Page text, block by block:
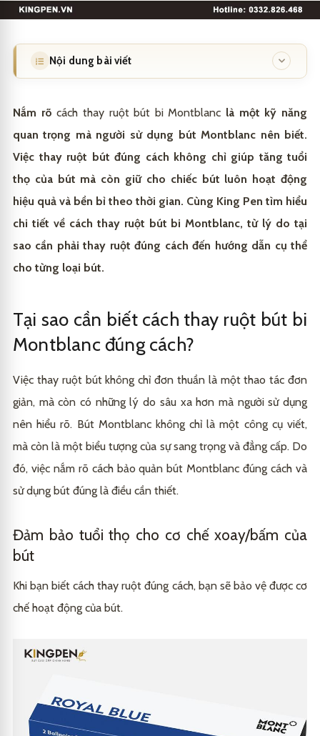
Nội dung bài viết
đúng cách?
1.1 Đảm bảo tuổi thọ cho cơ chế xoay/bấm của bút
1.2
Tránh hư hỏng phần thân nhựa quý (Precious
Resin)
Phân biệt các loại ruột bút Montblanc phổ biến
trước khi thay
2.1
Ruột bút bi (Ballpoint Pen Refills) – Dành cho dòng
xoay
2.3 Ruột bút dạ kim (Fineliner Refills)
3 Hướng dẫn chi tiết cách thay ruột bút bi Montblanc
theo từng dòng
3.2 Đối với dòng bút dạ bi (Rollerball) có nắp
(Cỡ lớn)
Nắm rõcách thay ruột bút bi Montblanc là một kỹ năng
quan trọng mà người sử dụng bút Montblanc nên biết.
Việc thay ruột bút đúng cách không chỉ giúp tăng tuổi
thọ của bút mà còn giữ cho chiếc bút luôn hoạt động
hiệu quả và bền bỉ theo thời gian. Cùng King Pen tìm hiểu
chi tiết về cách thay ruột bút bi Montblanc, từ lý do tại
sao cần phải thay ruột đúng cách đến hướng dẫn cụ thể
cho từng loại bút.
Tại sao cần biết cách thay ruột bút bi
Montblanc đúng cách?
Việc thay ruột bút không chỉ đơn thuần là một thao tác đơn
giản, mà còn có những lý do sâu xa hơn mà người sử dụng
nên hiểu rõ. Bút Montblanckhông chỉ là một công cụ viết,
mà còn là một biểu tượng của sự sang trọng và đẳng cấp. Do
đó, việc nắm rõ cách bảo quản bút Montblanc đúng cách và
sử dụng bút đúng là điều cần thiết.
Đảm bảo tuổi thọ cho cơ chế xoay/bấm của
bút
Khi bạn biết cách thay ruột đúng cách, bạn sẽ bảo vệ được cơ
chế hoạt động của bút.